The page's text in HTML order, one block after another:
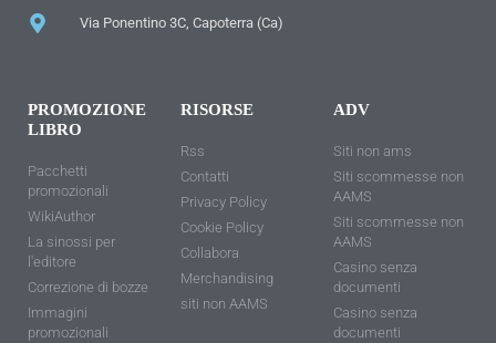
Via Ponentino 3C, Capoterra (Ca)
PROMOZIONE
LIBRO
Pacchetti
promozionali
WikiAuthor
La sinossi per
l'editore
Correzione di bozze
Immagini
promozionali
RISORSE
Rss
Contatti
Privacy Policy
Cookie Policy
Collabora
Merchandising
siti non AAMS
ADV
Siti non ams
Siti scommesse non
AAMS
Siti scommesse non
AAMS
Casino senza
documenti
Casino senza
documenti